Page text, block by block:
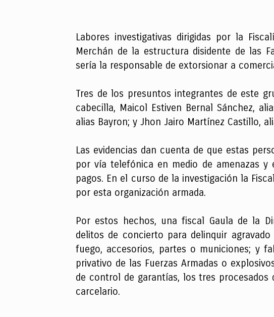
Labores investigativas dirigidas por la
Merchán de la estructura disidente de las
sería la responsable de extorsionar a
Tres de los presuntos integrantes de este
cabecilla, Maicol Estiven Bernal Sánchez,
alias Bayron; y Jhon Jairo Martínez Castillo,
Las evidencias dan cuenta de que estas
por vía telefónica en medio de amenazas
pagos. En el curso de la investigación la
por esta organización armada.
Por estos hechos, una fiscal Gaula de la
delitos de concierto para delinquir
fuego, accesorios, partes o municiones; y
privativo de las Fuerzas Armadas o
de control de garantías, los tres
carcelario.